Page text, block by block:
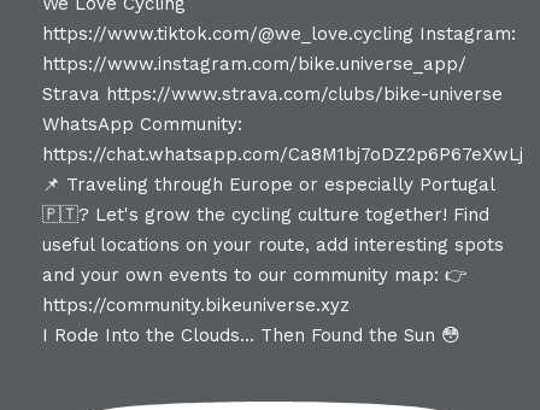
I Rode Into the Clouds… Then Found the Sun 😳